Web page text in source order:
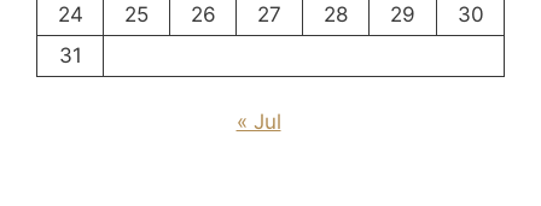
24
25 26 27 28 29
30
31
« Jul